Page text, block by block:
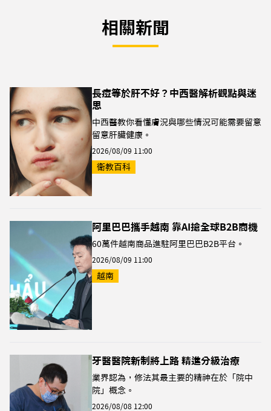
相關新聞
長痘等於肝不好？中西醫解析觀點與迷
思
中西醫教你看懂膚況與哪些情況可能需要留意
留意肝臟健康。
2026/08/09 11:00
衛教百科
阿里巴巴攜手越南 靠AI搶全球B2B商機
60萬件越南商品進駐阿里巴巴B2B平台。
2026/08/09 11:00
越南
牙醫醫院新制將上路 精進分級治療
業界認為，修法其最主要的精神在於「院中
院」概念。
2026/08/08 12:00